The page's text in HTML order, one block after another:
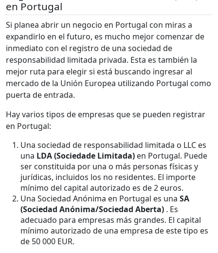
en Portugal
Si planea abrir un negocio en Portugal con miras a
expandirlo en el futuro, es mucho mejor comenzar de
inmediato con el registro de una sociedad de
responsabilidad limitada privada. Esta es también la
mejor ruta para elegir si está buscando ingresar al
mercado de la Unión Europea utilizando Portugal como
puerta de entrada.
Hay varios tipos de empresas que se pueden registrar
en Portugal:
Una sociedad de responsabilidad limitada o LLC es
una LDA (Sociedade Limitada) en Portugal. Puede
ser constituida por una o más personas físicas y
jurídicas, incluidos los no residentes. El importe
mínimo del capital autorizado es de 2 euros.
Una Sociedad Anónima en Portugal es una SA
(Sociedad Anónima/Sociedad Aberta) . Es
adecuado para empresas más grandes. El capital
mínimo autorizado de una empresa de este tipo es
de 50 000 EUR.